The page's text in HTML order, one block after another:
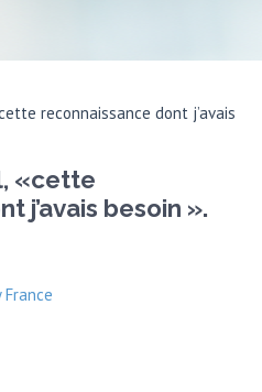
reconnaissance dont j’avais
«cette
j’avais besoin ».